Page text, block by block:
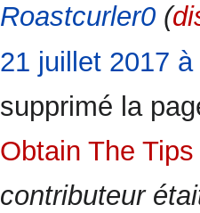
Roastcurler0 (
21 juillet 2017 à
supprimé la
Obtain The
contributeur